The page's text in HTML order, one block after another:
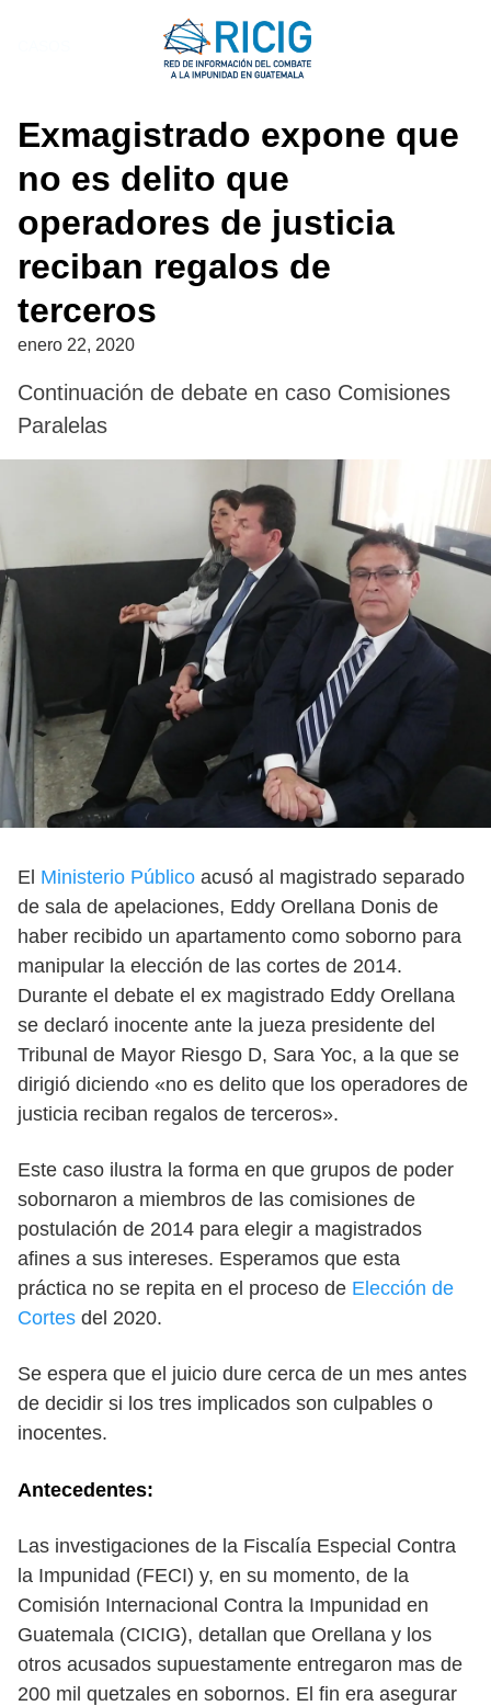
Exmagistrado expone que
no es delito que
operadores de justicia
reciban regalos de
terceros
enero 22, 2020
Continuación de debate en caso Comisiones
Paralelas
El Ministerio Público acusó al magistrado separado
de sala de apelaciones, Eddy Orellana Donis de
haber recibido un apartamento como soborno para
manipular la elección de las cortes de 2014.
Durante el debate el ex magistrado Eddy Orellana
se declaró inocente ante la jueza presidente del
Tribunal de Mayor Riesgo D, Sara Yoc, a la que se
dirigió diciendo «no es delito que los operadores de
justicia reciban regalos de terceros».
Este caso ilustra la forma en que grupos de poder
sobornaron a miembros de las comisiones de
postulación de 2014 para elegir a magistrados
afines a sus intereses. Esperamos que esta
práctica no se repita en el proceso de Elección de
Cortes del 2020.
Se espera que el juicio dure cerca de un mes antes
de decidir si los tres implicados son culpables o
inocentes.
Antecedentes:
Las investigaciones de la Fiscalía Especial Contra
la Impunidad (FECI) y, en su momento, de la
Comisión Internacional Contra la Impunidad en
Guatemala (CICIG), detallan que Orellana y los
otros acusados supuestamente entregaron mas de
200 mil quetzales en sobornos. El fin era asegurar